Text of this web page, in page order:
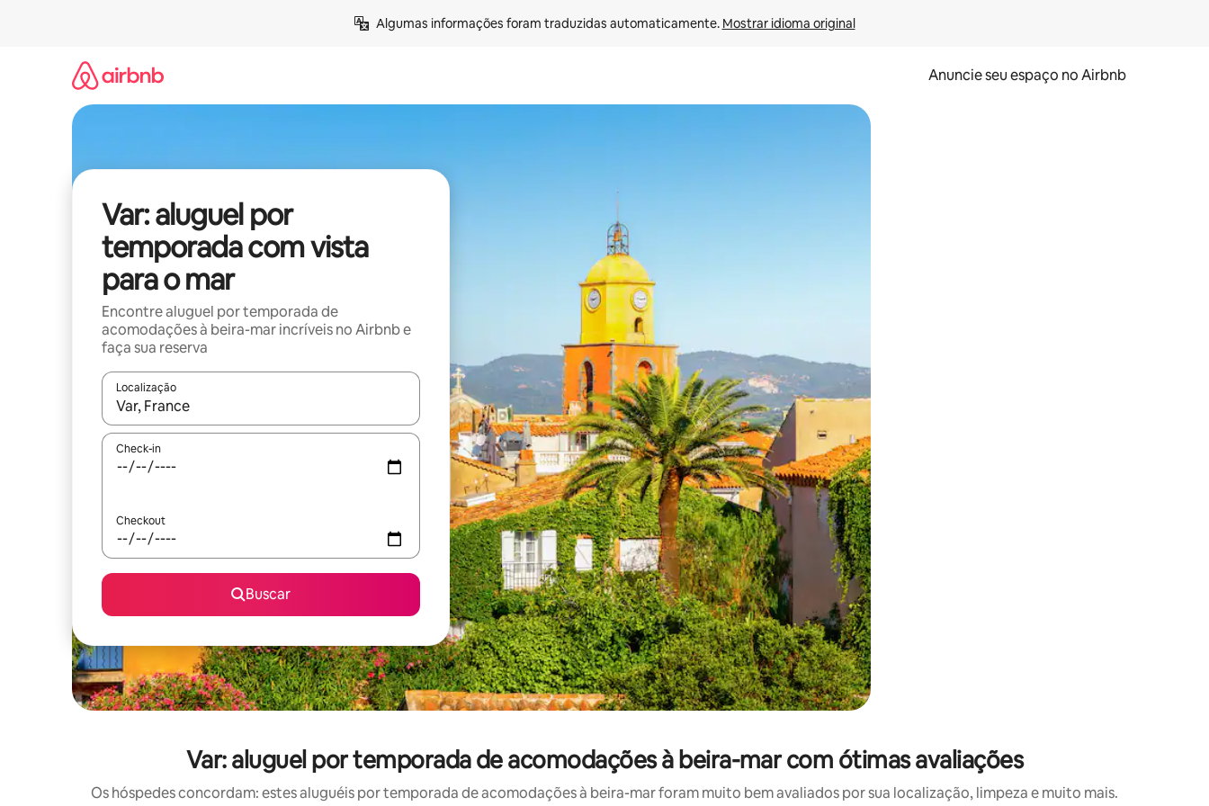
Algumas informações foram traduzidas automaticamente. Mostrar idioma original
Anuncie seu espaço no Airbnb
Var: aluguel por
temporada com vista
para o mar
Encontre aluguel por temporada de
acomodações à beira-mar incríveis no Airbnb e
faça sua reserva
Localização
Quando os resultados estiverem disponíveis, explore-os usando as seta para cima e para baixo do teclado ou tocando e deslizando o dedo na tela.
Check-in
Checkout
Buscar
Var: aluguel por temporada de acomodações à beira-mar com ótimas avaliações
Os hóspedes concordam: estes aluguéis por temporada de acomodações à beira-mar foram muito bem avaliados por sua localização, limpeza e muito mais.